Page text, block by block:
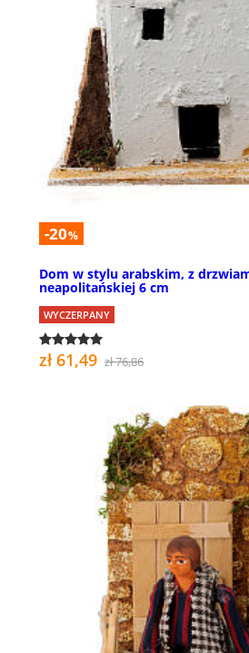
-20%
Dom w stylu arabskim, z
neapolitańskiej 6 cm
WYCZERPANY
zł 61,49 zł 76,86